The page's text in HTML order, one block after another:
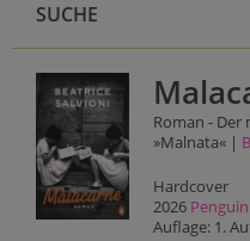
SUCHE
Roman -
»Malnata« |
Hardcover
2026
Auflage: 1.